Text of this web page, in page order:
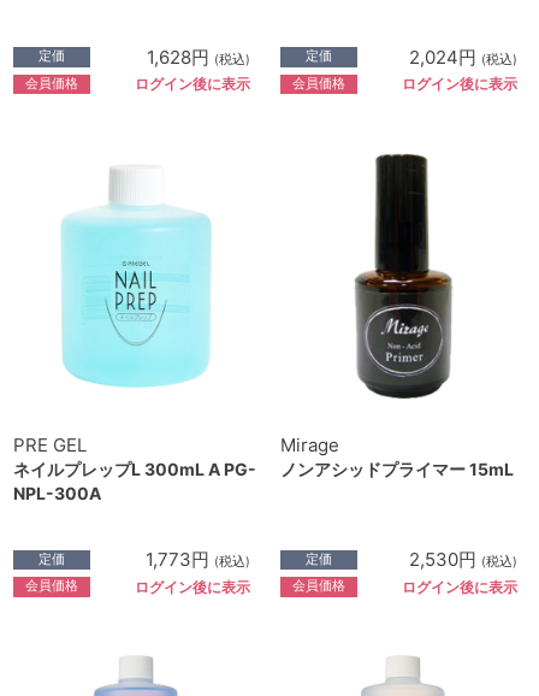
定価 1,628円 (税込)
会員価格 ログイン後に表示
定価 2,024円 (税込)
会員価格 ログイン後に表示
PRE GEL
ネイルプレップL 300mL A PG-
NPL-300A
定価 1,773円 (税込)
会員価格 ログイン後に表示
Mirage
ノンアシッドプライマー 15mL
定価 2,530円 (税込)
会員価格 ログイン後に表示